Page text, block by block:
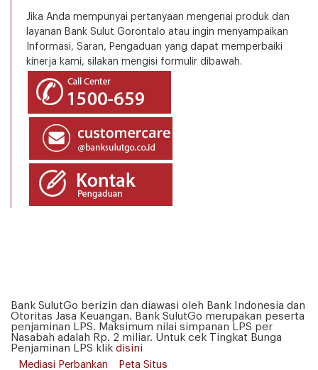
Jika Anda mempunyai pertanyaan mengenai produk dan
layanan Bank Sulut Gorontalo atau ingin menyampaikan
Informasi, Saran, Pengaduan yang dapat memperbaiki
kinerja kami, silakan mengisi formulir dibawah.
Bank SulutGo berizin dan diawasi oleh Bank Indonesia dan
Otoritas Jasa Keuangan. Bank SulutGo merupakan peserta
penjaminan LPS. Maksimum nilai simpanan LPS per
Nasabah adalah Rp. 2 miliar. Untuk cek Tingkat Bunga
Penjaminan LPS klik disini
Mediasi Perbankan
Peta Situs